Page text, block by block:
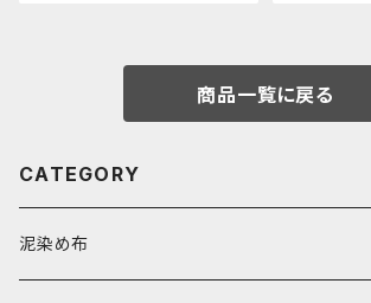
商品一覧に戻る
CATEGORY
泥染め布